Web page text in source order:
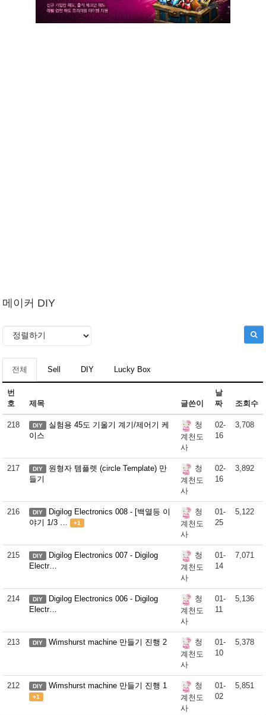
메이커 DIY
전체 Sell DIY Lucky Box
번
호
제목 글쓴이
날
짜
조회수
218 DIY
실험용 45도 기울기 계기/제어기 케
이스
청
계천도
사
02-
16
3,708
217 DIY
원형자 템플렛 (circle Template) 만
들기
청
계천도
사
02-
16
3,892
216 DIY
Digilog Electronics 008 - [백열등 이
야기 1/3 …
+1
청
계천도
사
01-
25
5,122
215 DIY
Digilog Electronics 007 - Digilog
Electr…
청
계천도
사
01-
14
7,071
214 DIY
Digilog Electronics 006 - Digilog
Electr…
청
계천도
사
01-
11
5,136
213 DIY Wimshurst machine 만들기 진행 2
청
계천도
사
01-
10
5,378
212 DIY Wimshurst machine 만들기 진행 1
+1
청
계천도
사
01-
02
5,851